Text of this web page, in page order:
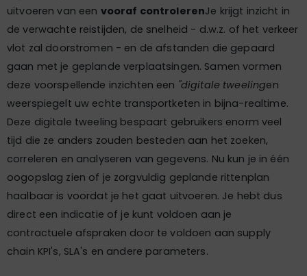
uitvoeren van een vooraf controlerenJe krijgt inzicht in
de verwachte reistijden, de snelheid - d.w.z. of het verkeer
vlot zal doorstromen - en de afstanden die gepaard
gaan met je geplande verplaatsingen. Samen vormen
deze voorspellende inzichten een "digitale tweelingen
weerspiegelt uw echte transportketen in bijna-realtime.
Deze digitale tweeling bespaart gebruikers enorm veel
tijd die ze anders zouden besteden aan het zoeken,
correleren en analyseren van gegevens. Nu kun je in één
oogopslag zien of je zorgvuldig geplande rittenplan
haalbaar is voordat je het gaat uitvoeren. Je hebt dus
direct een indicatie of je kunt voldoen aan je
contractuele afspraken door te voldoen aan supply
chain KPI's, SLA's en andere parameters.